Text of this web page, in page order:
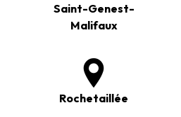
Saint-Genest-
Malifaux
Rochetaillée